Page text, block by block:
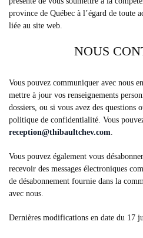
province de Québec à l’égard de toute
liée au site web.
NOUS
Vous pouvez communiquer avec nous
mettre à jour vos renseignements
dossiers, ou si vous avez des questions
politique de confidentialité. Vous
reception@thibaultchev.com.
Vous pouvez également vous
recevoir des messages électroniques
de désabonnement fournie dans la
avec nous.
Dernières modifications en date du 17